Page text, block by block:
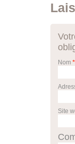
Nom *
Site